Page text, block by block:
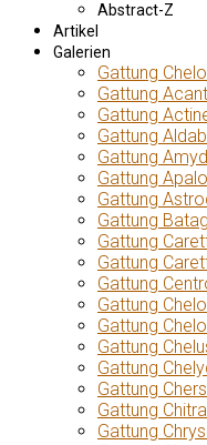
Abstract-Z
Artikel
Galerien
Gattung
Gattung
Gattung
Gattung
Gattung
Gattung
Gattung
Gattung
Gattung
Gattung
Gattung
Gattung
Gattung
Gattung
Gattung
Gattung
Gattung
Gattung